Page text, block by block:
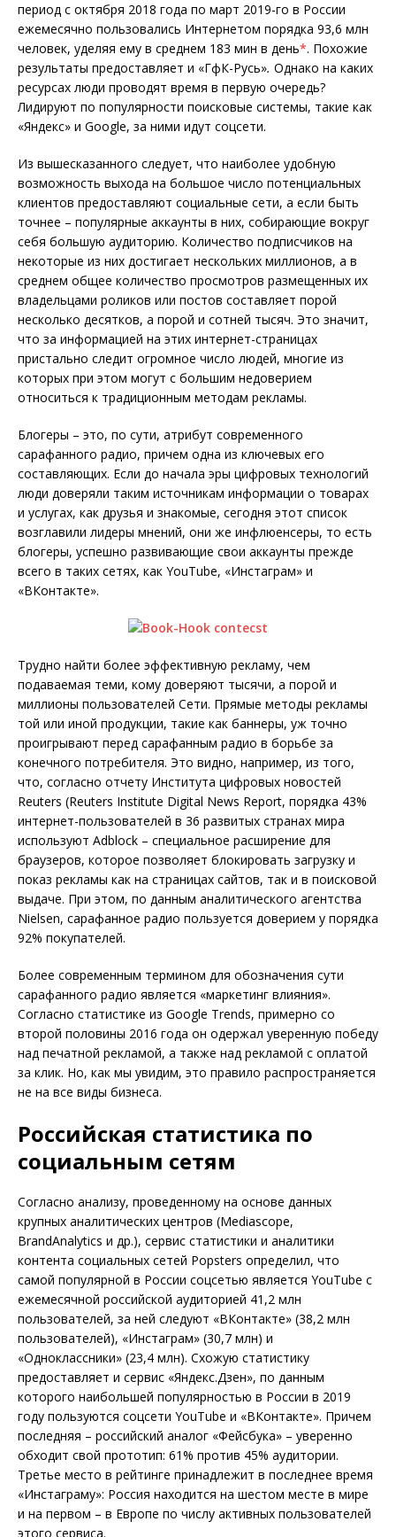
период с октября 2018 года по март 2019-го в России
ежемесячно пользовались Интернетом порядка 93,6 млн
человек, уделяя ему в среднем 183 мин в день*. Похожие
результаты предоставляет и «ГфК-Русь». Однако на каких
ресурсах люди проводят время в первую очередь?
Лидируют по популярности поисковые системы, такие как
«Яндекс» и Google, за ними идут соцсети.
Из вышесказанного следует, что наиболее удобную
возможность выхода на большое число потенциальных
клиентов предоставляют социальные сети, а если быть
точнее – популярные аккаунты в них, собирающие вокруг
себя большую аудиторию. Количество подписчиков на
некоторые из них достигает нескольких миллионов, а в
среднем общее количество просмотров размещенных их
владельцами роликов или постов составляет порой
несколько десятков, а порой и сотней тысяч. Это значит,
что за информацией на этих интернет-страницах
пристально следит огромное число людей, многие из
которых при этом могут с большим недоверием
относиться к традиционным методам рекламы.
Блогеры – это, по сути, атрибут современного
сарафанного радио, причем одна из ключевых его
составляющих. Если до начала эры цифровых технологий
люди доверяли таким источникам информации о товарах
и услугах, как друзья и знакомые, сегодня этот список
возглавили лидеры мнений, они же инфлюенсеры, то есть
блогеры, успешно развивающие свои аккаунты прежде
всего в таких сетях, как YouTube, «Инстаграм» и
«ВКонтакте».
Трудно найти более эффективную рекламу, чем
подаваемая теми, кому доверяют тысячи, а порой и
миллионы пользователей Сети. Прямые методы рекламы
той или иной продукции, такие как баннеры, уж точно
проигрывают перед сарафанным радио в борьбе за
конечного потребителя. Это видно, например, из того,
что, согласно отчету Института цифровых новостей
Reuters (Reuters Institute Digital News Report, порядка 43%
интернет-пользователей в 36 развитых странах мира
используют Adblock – специальное расширение для
браузеров, которое позволяет блокировать загрузку и
показ рекламы как на страницах сайтов, так и в поисковой
выдаче. При этом, по данным аналитического агентства
Nielsen, сарафанное радио пользуется доверием у порядка
92% покупателей.
Более современным термином для обозначения сути
сарафанного радио является «маркетинг влияния».
Согласно статистике из Google Trends, примерно со
второй половины 2016 года он одержал уверенную победу
над печатной рекламой, а также над рекламой с оплатой
за клик. Но, как мы увидим, это правило распространяется
не на все виды бизнеса.
Российская статистика по
социальным сетям
Согласно анализу, проведенному на основе данных
крупных аналитических центров (Mediascope,
BrandAnalytics и др.), сервис статистики и аналитики
контента социальных сетей Popsters определил, что
самой популярной в России соцсетью является YouTube с
ежемесячной российской аудиторией 41,2 млн
пользователей, за ней следуют «ВКонтакте» (38,2 млн
пользователей), «Инстаграм» (30,7 млн) и
«Одноклассники» (23,4 млн). Схожую статистику
предоставляет и сервис «Яндекс.Дзен», по данным
которого наибольшей популярностью в России в 2019
году пользуются соцсети YouTube и «ВКонтакте». Причем
последняя – российский аналог «Фейсбука» – уверенно
обходит свой прототип: 61% против 45% аудитории.
Третье место в рейтинге принадлежит в последнее время
«Инстаграму»: Россия находится на шестом месте в мире
и на первом – в Европе по числу активных пользователей
этого сервиса.